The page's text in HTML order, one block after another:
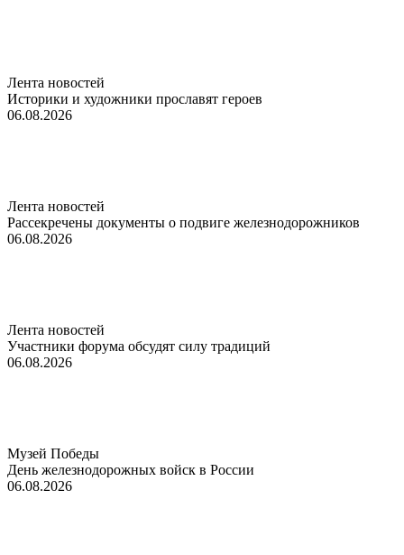
Лента новостей
Историки и художники прославят героев
06.08.2026
Лента новостей
Рассекречены документы о подвиге железнодорожников
06.08.2026
Лента новостей
Участники форума обсудят силу традиций
06.08.2026
Музей Победы
День железнодорожных войск в России
06.08.2026